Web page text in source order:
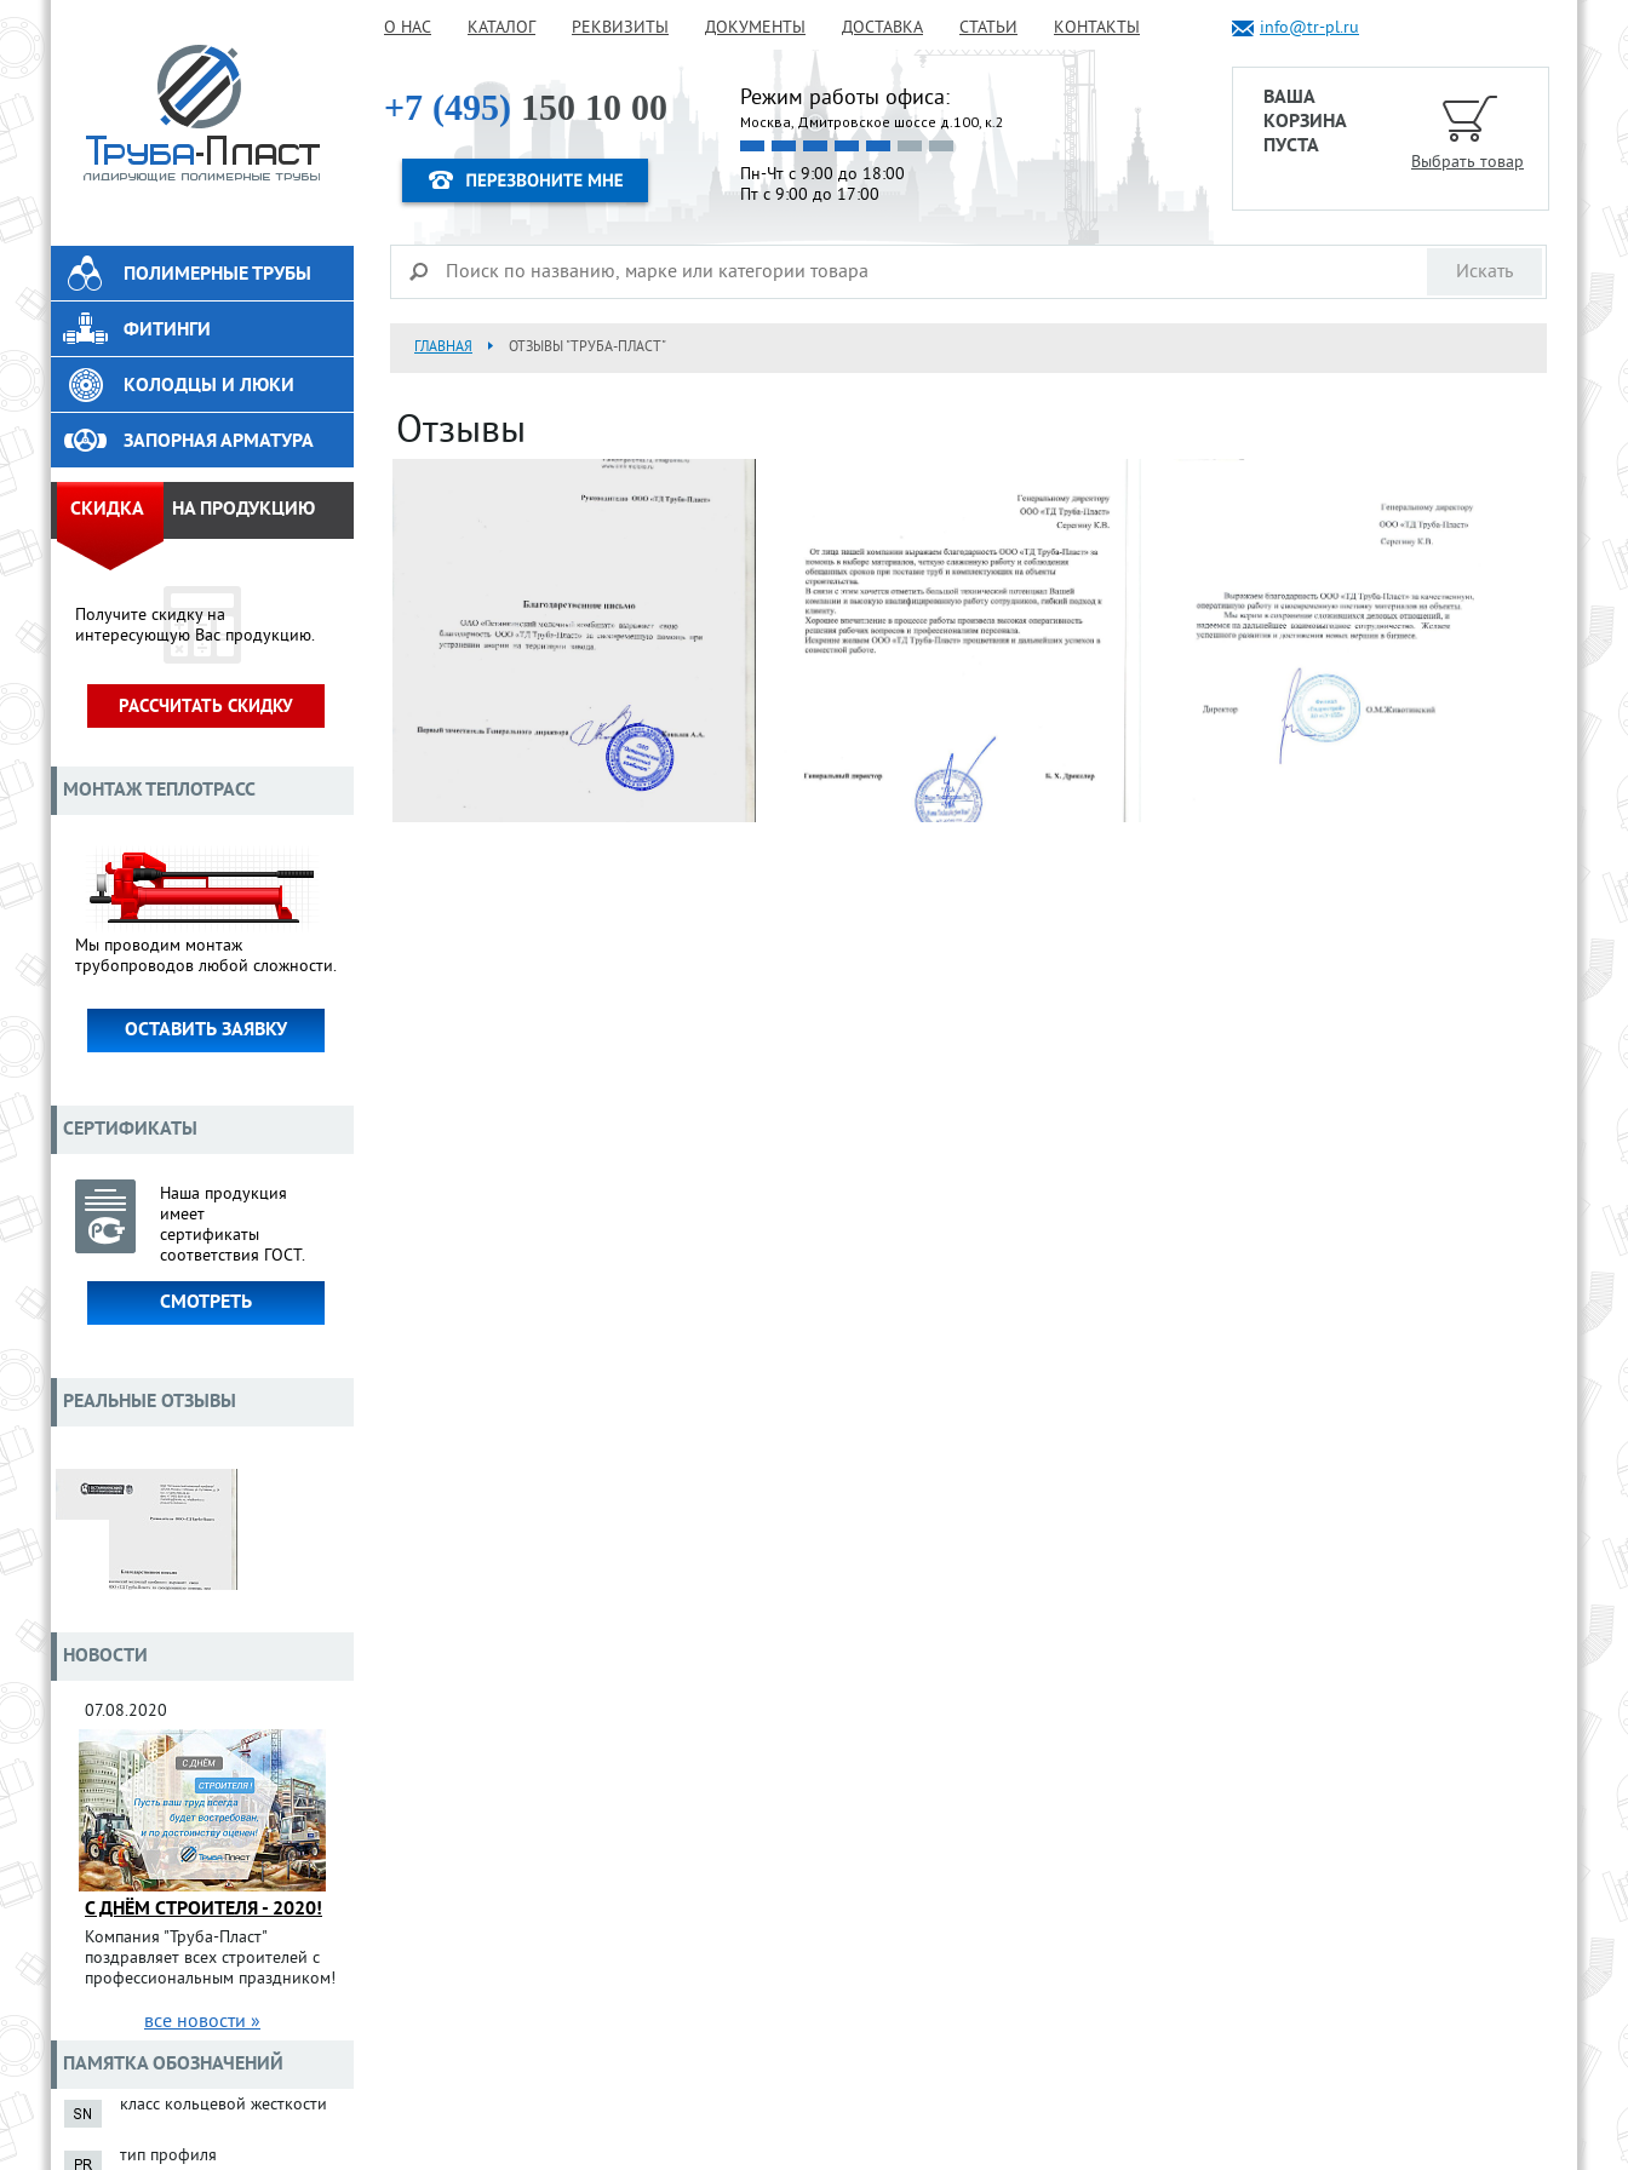
info@tr-pl.ru
ВАША
КОРЗИНА
ПУСТА
Выбрать товар
О НАС КАТАЛОГ РЕКВИЗИТЫ ДОКУМЕНТЫ ДОСТАВКА СТАТЬИ КОНТАКТЫ
+7 (495) 150 10 00 Режим работы офиса:
Москва, Дмитровское шоссе д.100, к.2
Пн-Чт с 9:00 до 18:00
Пт с 9:00 до 17:00
ГЛАВНАЯ ОТЗЫВЫ "ТРУБА-ПЛАСТ"
Отзывы
ПОЛИМЕРНЫЕ ТРУБЫ
ФИТИНГИ
КОЛОДЦЫ И ЛЮКИ
ЗАПОРНАЯ АРМАТУРА
Получите скидку на
интересующую Вас продукцию.
СКИДКА НА ПРОДУКЦИЮ
РАССЧИТАТЬ СКИДКУ
МОНТАЖ ТЕПЛОТРАСС
Мы проводим монтаж
трубопроводов любой сложности.
ОСТАВИТЬ ЗАЯВКУ
СЕРТИФИКАТЫ
Наша продукция
имеет
сертификаты
соответствия ГОСТ.
СМОТРЕТЬ
РЕАЛЬНЫЕ ОТЗЫВЫ
НОВОСТИ
07.08.2020
С ДНЁМ СТРОИТЕЛЯ - 2020!
Компания "Труба-Пласт"
поздравляет всех строителей с
профессиональным праздником!
все новости »
ПАМЯТКА ОБОЗНАЧЕНИЙ
класс кольцевой жесткости
тип профиля